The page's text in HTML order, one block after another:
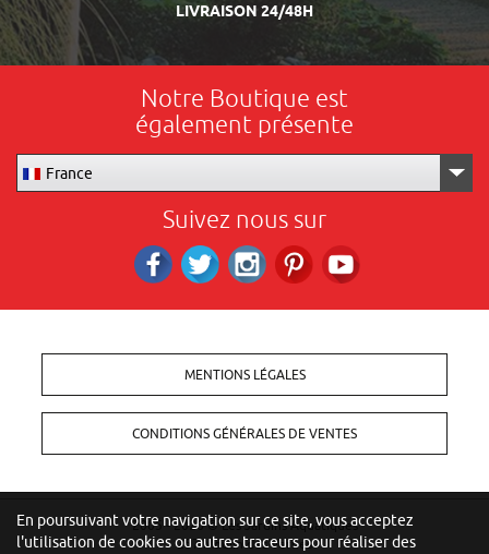
LIVRAISON 24/48H
Notre Boutique est
également présente
France
Suivez nous sur
MENTIONS LÉGALES
CONDITIONS GÉNÉRALES DE VENTES
2005 - 2026 ©Les Jardins Aquatiques
257 Moulin des Vernes
En poursuivant votre navigation sur ce site, vous acceptez
l'utilisation de cookies ou autres traceurs pour réaliser des